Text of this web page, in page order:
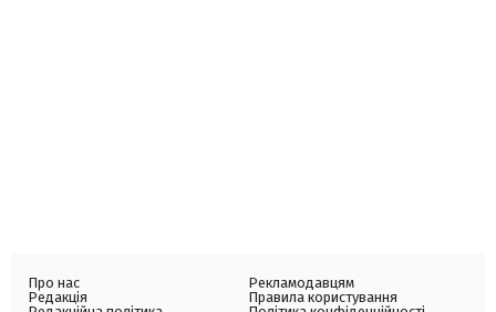
Про нас
Редакція
Рекламодавцям
Правила користування